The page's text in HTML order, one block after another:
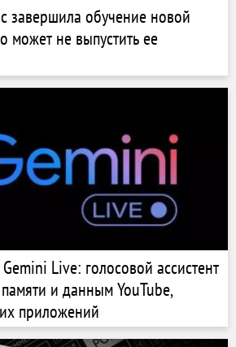
завершила обучение новой
может не выпустить ее
Live: голосовой ассистент
и данным YouTube,
приложений